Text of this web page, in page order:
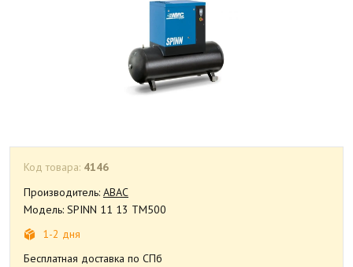
Код товара: 4146
Производитель: ABAC
Модель: SPINN 11 13 TM500
1-2 дня
Бесплатная доставка по СПб